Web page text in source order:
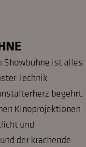
Showbühne ist alles
Technik
begehrt.
Kinoprojektionen
und
der krachende